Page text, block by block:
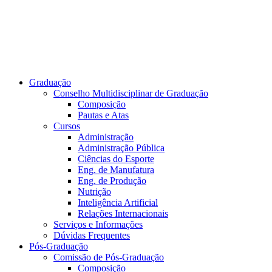
Graduação
Conselho Multidisciplinar de Graduação
Composição
Pautas e Atas
Cursos
Administração
Administração Pública
Ciências do Esporte
Eng. de Manufatura
Eng. de Produção
Nutrição
Inteligência Artificial
Relações Internacionais
Serviços e Informações
Dúvidas Frequentes
Pós-Graduação
Comissão de Pós-Graduação
Composição